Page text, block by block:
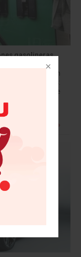
gasolineras
INEGI. En
gasolineras:
por parte de
Leer más »